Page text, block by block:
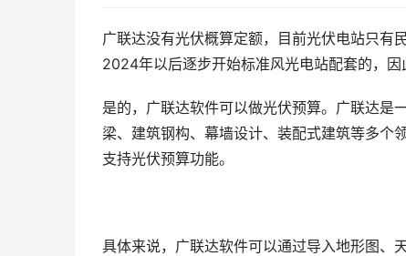
广联达没有光伏概算定额，目前光伏电站只有
2024年以后逐步开始标准风光电站配套的，因
是的，广联达软件可以做光伏预算。广联达是
梁、建筑钢构、幕墙设计、装配式建筑等多个
支持光伏预算功能。
具体来说，广联达软件可以通过导入地形图、